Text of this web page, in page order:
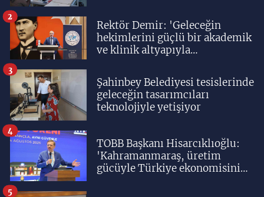
Rektör Demir: 'Geleceğin
hekimlerini güçlü bir akademik
ve klinik altyapıyla
2
Şahinbey Belediyesi tesislerinde
geleceğin tasarımcıları
teknolojiyle yetişiyor
3
TOBB Başkanı Hisarcıklıoğlu:
'Kahramanmaraş, üretim
gücüyle Türkiye ekonomisinin
4
5